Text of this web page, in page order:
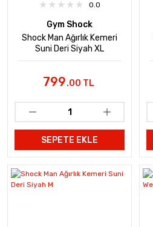
0.0
Gym Shock
Shock Man Ağırlık Kemeri
Suni Deri Siyah XL
799.00 TL
SEPETE EKLE